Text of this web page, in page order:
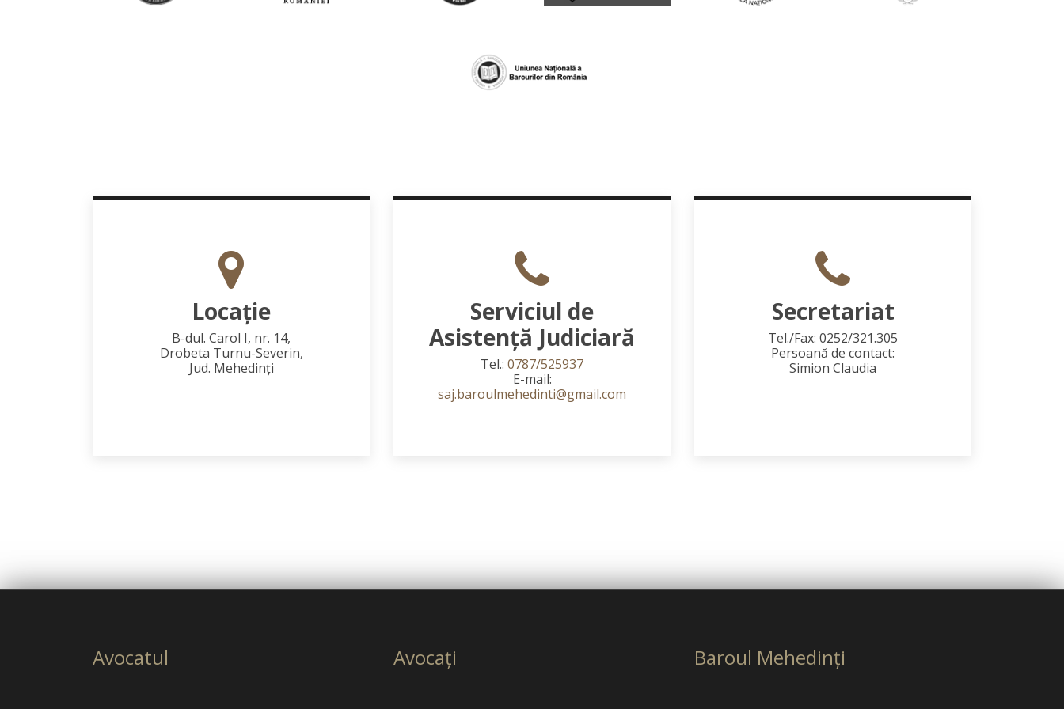
Locaţie
B-dul. Carol I, nr. 14,
Drobeta Turnu-Severin,
Jud. Mehedinţi
Serviciul de
Asistență Judiciară
Tel.: 0787/525937
E-mail:
saj.baroulmehedinti@gmail.com
Secretariat
Tel./Fax: 0252/321.305
Persoană de contact:
Simion Claudia
Avocatul Avocaţi Baroul Mehedinţi